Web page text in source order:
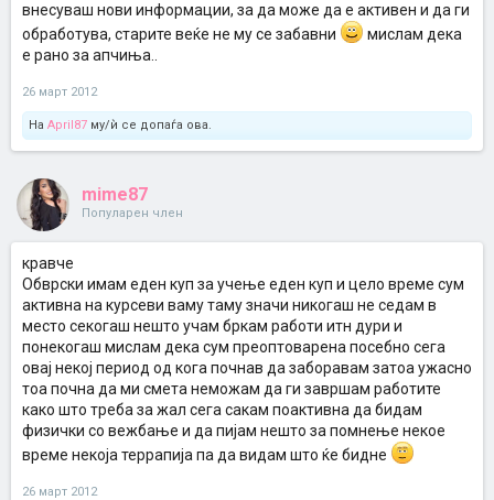
внесуваш нови информации, за да може да е активен и да ги
обработува, старите веќе не му се забавни
мислам дека
е рано за апчиња..
26 март 2012
На April87 му/ѝ се допаѓа ова.
mime87
Популарен член
кравче
Обврски имам еден куп за учење еден куп и цело време сум
активна на курсеви ваму таму значи никогаш не седам в
место секогаш нешто учам бркам работи итн дури и
понекогаш мислам дека сум преоптоварена посебно сега
овај некој период од кога почнав да заборавам затоа ужасно
тоа почна да ми смета неможам да ги завршам работите
како што треба за жал сега сакам поактивна да бидам
физички со вежбање и да пијам нешто за помнење некое
време некоја террапија па да видам што ќе бидне
26 март 2012